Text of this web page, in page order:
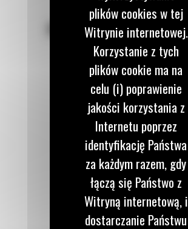
POZOSTAŃMY W
Zadzwoń do nas
122 100 122
Napisz do nas
WYŚLIJ WIADOMOŚĆ
plików cookies w tej
Witrynie internetowej.
Korzystanie z tych
plików cookie ma na
celu (i) poprawienie
jakości korzystania z
Internetu poprzez
identyfikację Państwa
za każdym razem, gdy
łączą się Państwo z
Witryną internetową, i
dostarczanie Państwu